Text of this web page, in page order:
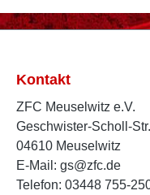
Kontakt
ZFC Meuselwitz e.V.
Geschwister-Scholl-
04610 Meuselwitz
E-Mail: gs@zfc.de
Telefon: 03448 755-